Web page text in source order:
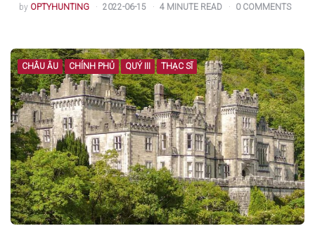
POSTED
BY
by OPTYHUNTING 2022-06-15 4 MINUTE READ 0 COMMENTS
CHÂU ÂU CHÍNH PHỦ QUÝ III THẠC SĨ